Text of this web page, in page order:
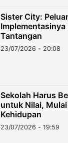
Sister City:
Tantangan
23/07/2026 - 20:08
Sekolah Harus
untuk Nilai,
Kehidupan
23/07/2026 - 19:59